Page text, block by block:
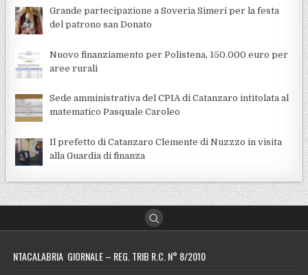
Grande partecipazione a Soveria Simeri per la festa
del patrono san Donato
Nuovo finanziamento per Polistena, 150.000 euro per
aree rurali
Sede amministrativa del CPIA di Catanzaro intitolata al
matematico Pasquale Caroleo
Il prefetto di Catanzaro Clemente di Nuzzzo in visita
alla Guardia di finanza
NTACALABRIA GIORNALE – REG. TRIB R.C. N° 8/2010